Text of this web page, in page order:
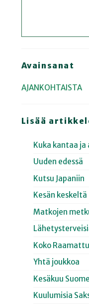
Avainsanat
AJANKOHTAISTA
Lisää
Kuka kantaa ja
Uuden edessä
Kutsu Japaniin
Kesän keskeltä
Matkojen
Koko
Yhtä joukkoa
Kesäkuu
Kuulumisia